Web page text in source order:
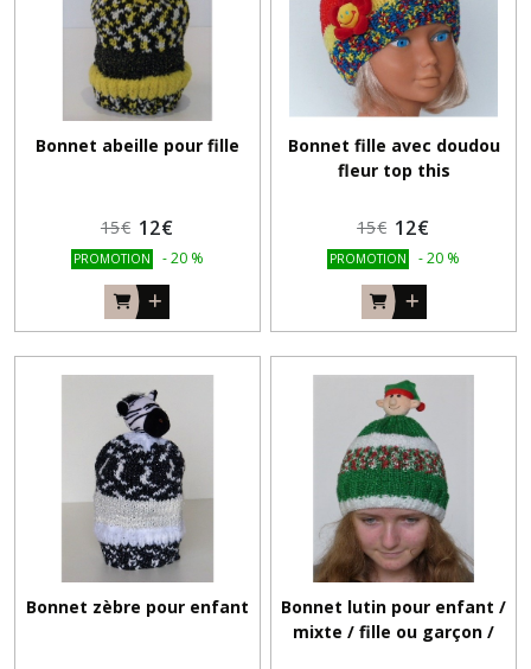
Bonnet abeille pour fille
15€ 12€
PROMOTION -20 %
Bonnet fille avec doudou
fleur top this
15€ 12€
PROMOTION -20 %
Bonnet zèbre pour enfant
Bonnet lutin pour enfant /
mixte / fille ou garçon /